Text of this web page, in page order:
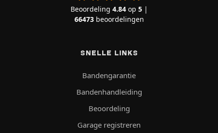
Beoordeling 4.84op 5|
66473beoordelingen
SNELLE LINKS
Bandengarantie
Bandenhandleiding
Beoordeling
Garage registreren